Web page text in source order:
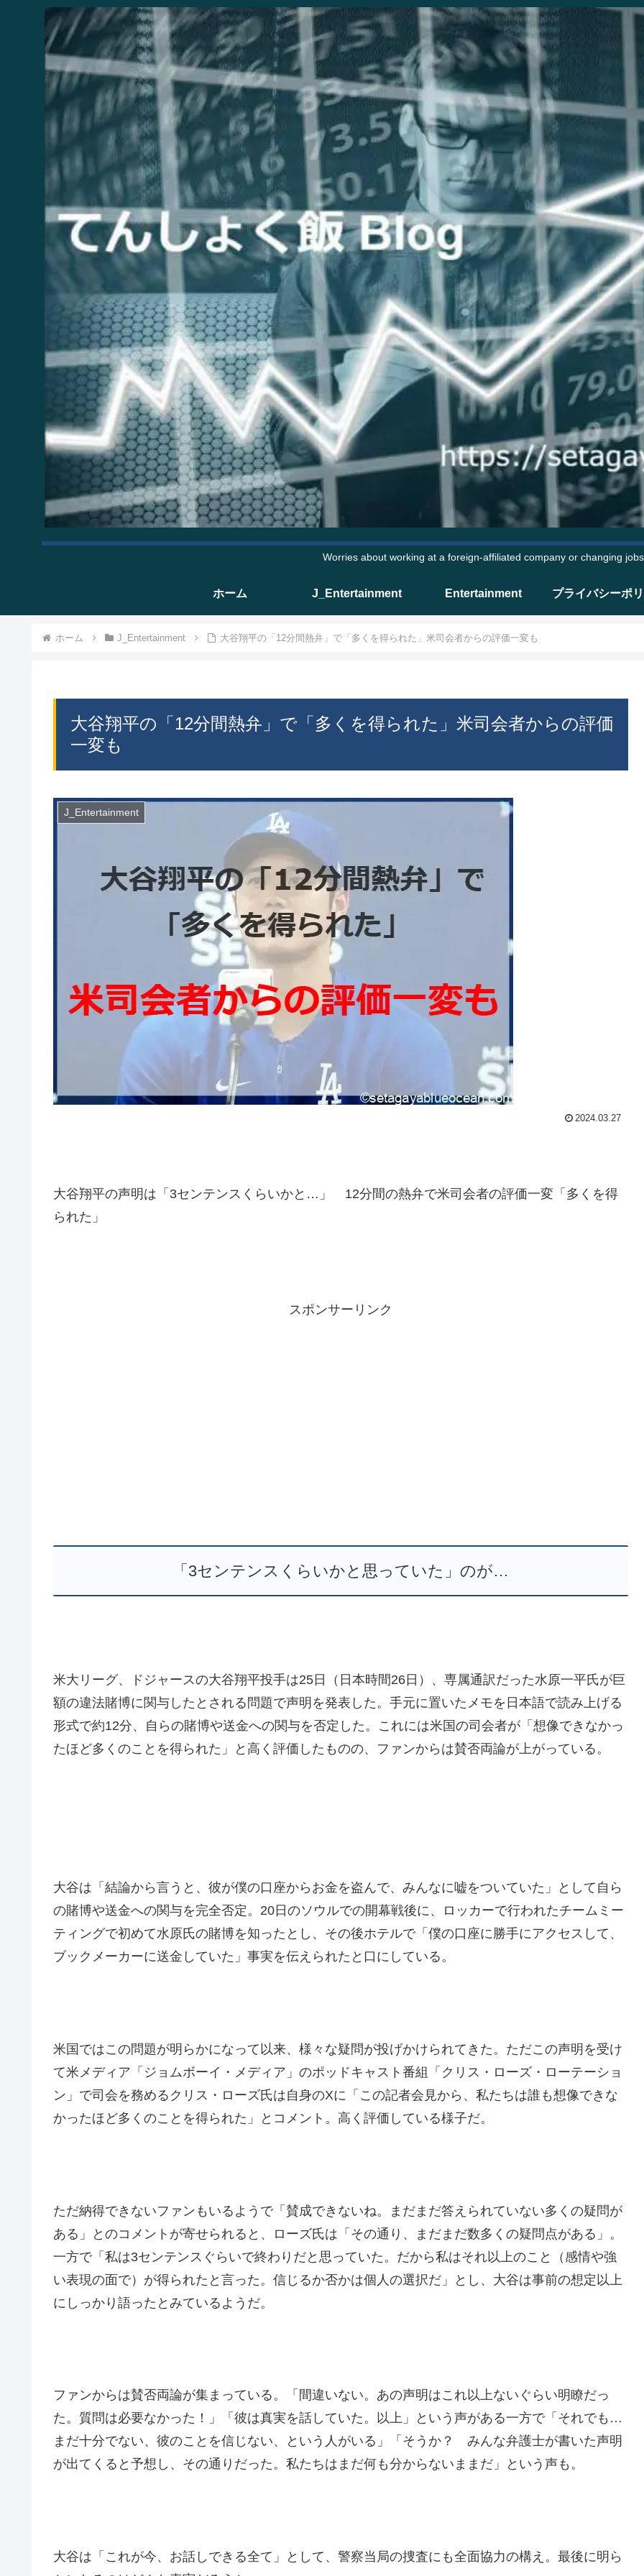
Worries about working at a foreign-affiliated company or changing jobs
ホーム J_Entertainment Entertainment プライバシーポ
ホーム J_Entertainment 大谷翔平の「12分間熱弁」で「多くを得られた」米司会者からの評価一変も
大谷翔平の「12分間熱弁」で「多くを得られた」米司会者からの評価
一変も
J_Entertainment
2024.03.27
大谷翔平の声明は「3センテンスくらいかと…」 12分間の熱弁で米司会者の評価一変「多くを得
られた」
スポンサーリンク
「3センテンスくらいかと思っていた」のが…
米大リーグ、ドジャースの大谷翔平投手は25日（日本時間26日）、専属通訳だった水原一平氏が巨
額の違法賭博に関与したとされる問題で声明を発表した。手元に置いたメモを日本語で読み上げる
形式で約12分、自らの賭博や送金への関与を否定した。これには米国の司会者が「想像できなかっ
たほど多くのことを得られた」と高く評価したものの、ファンからは賛否両論が上がっている。
大谷は「結論から言うと、彼が僕の口座からお金を盗んで、みんなに嘘をついていた」として自ら
の賭博や送金への関与を完全否定。20日のソウルでの開幕戦後に、ロッカーで行われたチームミー
ティングで初めて水原氏の賭博を知ったとし、その後ホテルで「僕の口座に勝手にアクセスして、
ブックメーカーに送金していた」事実を伝えられたと口にしている。
米国ではこの問題が明らかになって以来、様々な疑問が投げかけられてきた。ただこの声明を受け
て米メディア「ジョムボーイ・メディア」のポッドキャスト番組「クリス・ローズ・ローテーショ
ン」で司会を務めるクリス・ローズ氏は自身のXに「この記者会見から、私たちは誰も想像できな
かったほど多くのことを得られた」とコメント。高く評価している様子だ。
ただ納得できないファンもいるようで「賛成できないね。まだまだ答えられていない多くの疑問が
ある」とのコメントが寄せられると、ローズ氏は「その通り、まだまだ数多くの疑問点がある」。
一方で「私は3センテンスぐらいで終わりだと思っていた。だから私はそれ以上のこと（感情や強
い表現の面で）が得られたと言った。信じるか否かは個人の選択だ」とし、大谷は事前の想定以上
にしっかり語ったとみているようだ。
ファンからは賛否両論が集まっている。「間違いない。あの声明はこれ以上ないぐらい明瞭だっ
た。質問は必要なかった！」「彼は真実を話していた。以上」という声がある一方で「それでも…
まだ十分でない、彼のことを信じない、という人がいる」「そうか？ みんな弁護士が書いた声明
が出てくると予想し、その通りだった。私たちはまだ何も分からないままだ」という声も。
大谷は「これが今、お話しできる全て」として、警察当局の捜査にも全面協力の構え。最後に明ら